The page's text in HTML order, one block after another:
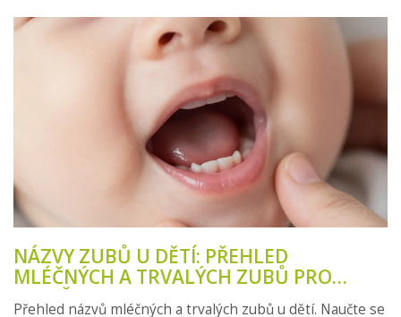
NÁZVY ZUBŮ U DĚTÍ: PŘEHLED
MLÉČNÝCH A TRVALÝCH ZUBŮ PRO
RODIČE
Přehled názvů mléčných a trvalých zubů u dětí. Naučte se